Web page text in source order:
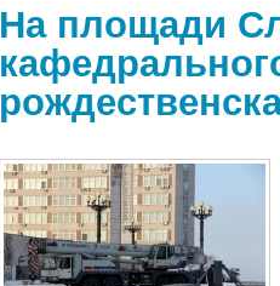
На площади